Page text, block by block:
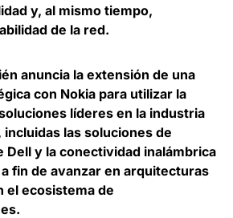
y, al mismo tiempo,
de la red.
anuncia la extensión de una
con Nokia para utilizar la
líderes en la industria
las soluciones de
y la conectividad inalámbrica
fin de avanzar en arquitecturas
el ecosistema de